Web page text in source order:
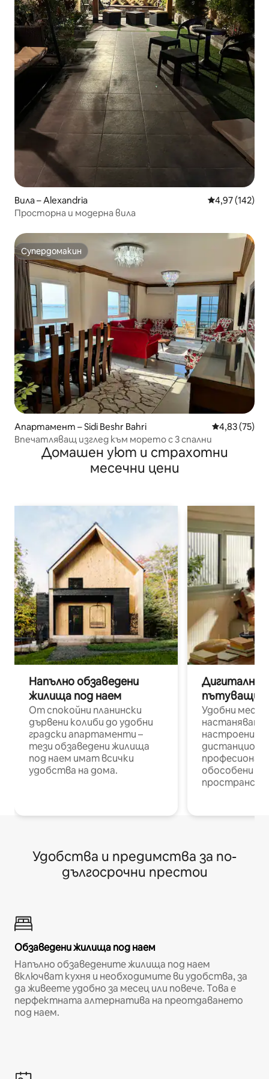
Вила – Alexandria Средна
4,97 (142)
Просторна и модерна вила
Супердомакин
Супердомакин
Апартамент – Sidi Beshr Bahri Средна
4,83 (75)
Впечатляващ изглед към морето с 3 спални
Домашен уют и страхотни
месечни цени
Напълно обзаведени
жилища под наем
От спокойни планински
дървени колиби до удобни
градски апартаменти –
тези обзаведени жилища
под наем имат всички
удобства на дома.
Дигитални
пътуващи
Удобни
настаняване
настроени и
обособени
Удобства и предимства за по-
дългосрочни престои
Обзаведени жилища под наем
Напълно обзаведените жилища под наем
включват кухня и необходимите ви удобства, за
да живеете удобно за месец или повече. Това е
перфектната алтернатива на преотдаването
под наем.